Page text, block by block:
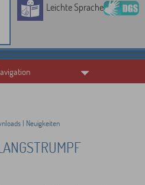
Leichte Sprache
| Neuigkeiten